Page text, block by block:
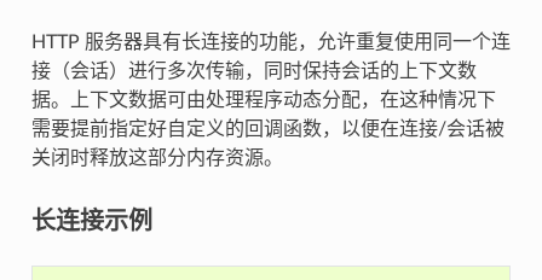
HTTP 服务器具有长连接的功能，允许重复使用同一个连
接（会话）进行多次传输，同时保持会话的上下文数
据。上下文数据可由处理程序动态分配，在这种情况下
需要提前指定好自定义的回调函数，以便在连接/会话被
关闭时释放这部分内存资源。
长连接示例